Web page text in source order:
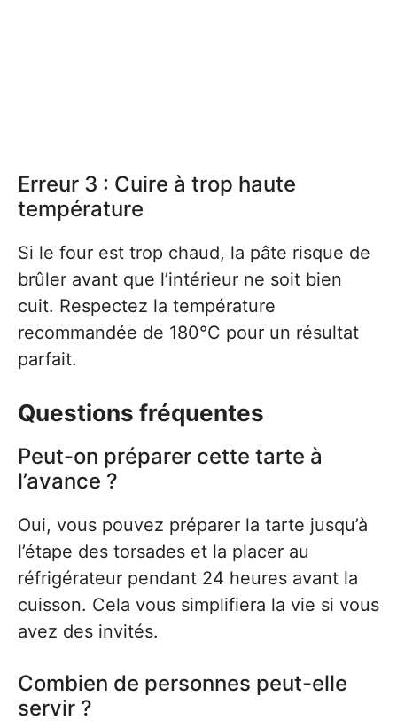
Erreur 3 : Cuire à trop haute
température
Si le four est trop chaud, la pâte risque de
brûler avant que l’intérieur ne soit bien
cuit. Respectez la température
recommandée de 180°C pour un résultat
parfait.
Questions fréquentes
Peut-on préparer cette tarte à
l’avance ?
Oui, vous pouvez préparer la tarte jusqu’à
l’étape des torsades et la placer au
réfrigérateur pendant 24 heures avant la
cuisson. Cela vous simplifiera la vie si vous
avez des invités.
Combien de personnes peut-elle
servir ?